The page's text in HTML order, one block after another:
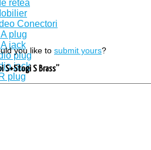
retea
Conectori
plug
jack
plug
jack
plug
jack
you like to submit yours?
S+Stogi S Brass”